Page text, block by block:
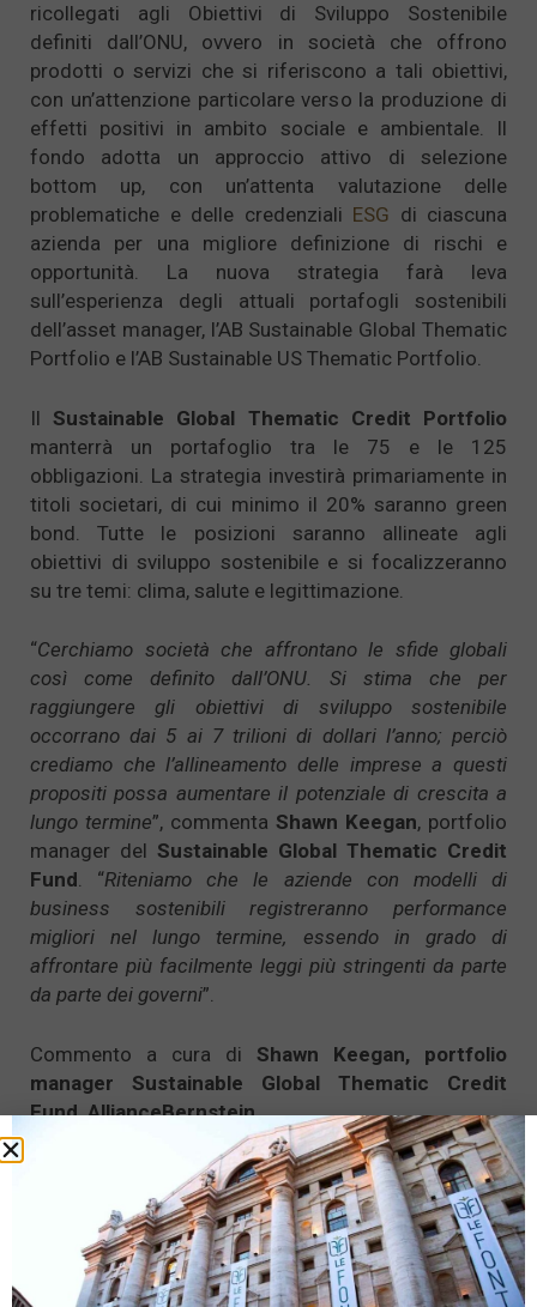
ricollegati agli Obiettivi di Sviluppo Sostenibile
definiti dall’ONU, ovvero in società che offrono
prodotti o servizi che si riferiscono a tali obiettivi,
con un’attenzione particolare verso la produzione di
effetti positivi in ambito sociale e ambientale. Il
fondo adotta un approccio attivo di selezione
bottom up, con un’attenta valutazione delle
problematiche e delle credenziali ESG di ciascuna
azienda per una migliore definizione di rischi e
opportunità. La nuova strategia farà leva
sull’esperienza degli attuali portafogli sostenibili
dell’asset manager, l’AB Sustainable Global Thematic
Portfolio e l’AB Sustainable US Thematic Portfolio.
IlSustainable Global Thematic Credit Portfolio
manterrà un portafoglio tra le 75 e le 125
obbligazioni. La strategia investirà primariamente in
titoli societari, di cui minimo il 20% saranno green
bond. Tutte le posizioni saranno allineate agli
obiettivi di sviluppo sostenibile e si focalizzeranno
su tre temi: clima, salute e legittimazione.
“Cerchiamo società che affrontano le sfide globali
così come definito dall’ONU. Si stima che per
raggiungere gli obiettivi di sviluppo sostenibile
occorrano dai 5 ai 7 trilioni di dollari l’anno; perciò
crediamo che l’allineamento delle imprese a questi
propositi possa aumentare il potenziale di crescita a
lungo termine”, commenta Shawn Keegan, portfolio
manager del Sustainable Global Thematic Credit
Fund. “Riteniamo che le aziende con modelli di
business sostenibili registreranno performance
migliori nel lungo termine, essendo in grado di
affrontare più facilmente leggi più stringenti da parte
da parte dei governi”.
Commento a cura di Shawn Keegan, portfolio
manager Sustainable Global Thematic Credit
Fund, AllianceBernstein
Tags:AllianceBernstein,ESG,fondi,green bonds,
ONU,Shawn Keegan